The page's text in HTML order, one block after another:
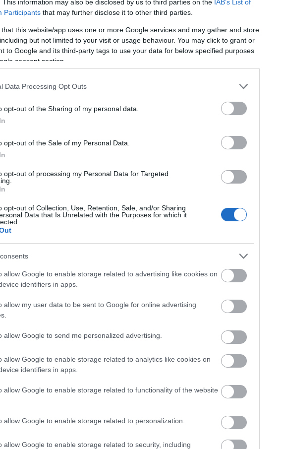
This information may also be disclosed by us to third parties on the IAB’s List of
Participants that may further disclose it to other third parties.
that this website/app uses one or more Google services and may gather and store
but not limited to your visit or usage behaviour. You may click to grant or
to Google and its third-party tags to use your data for below specified purposes
consent section.
Data Processing Opt Outs
opt-out of the Sharing of my personal data.
opt-out of the Sale of my Personal Data.
opt-out of processing my Personal Data for Targeted
opt-out of Collection, Use, Retention, Sale, and/or Sharing
Data that Is Unrelated with the Purposes for which it
allow Google to enable storage related to advertising like cookies on
identifiers in apps.
allow my user data to be sent to Google for online advertising
allow Google to send me personalized advertising.
allow Google to enable storage related to analytics like cookies on
identifiers in apps.
allow Google to enable storage related to functionality of the website
allow Google to enable storage related to personalization.
allow Google to enable storage related to security, including
πάρει το πολυπόθητο εισιτήριο για τον τελικό
ενώ ο Τόμπσον-Ερά κατέκτησε το χρυσό.